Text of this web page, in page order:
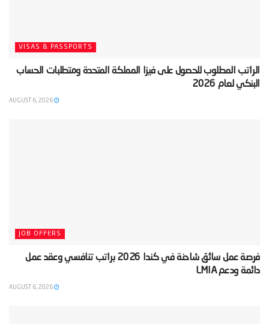
VISAS & PASSPORTS
‫الراتب المطلوب للحصول على فيزا المملكة المتحدة ومتطلبات الحساب
البنكي لعام 2026‬
JOB OFFERS
‫فرصة عمل سائق شاحنة في كندا 2026 براتب تنافسي وعقد عمل
دائمة ودعم LMIA‬